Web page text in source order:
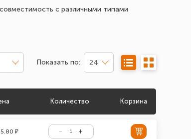
с различными типами
Показать по: 24
Количество Корзина
₽